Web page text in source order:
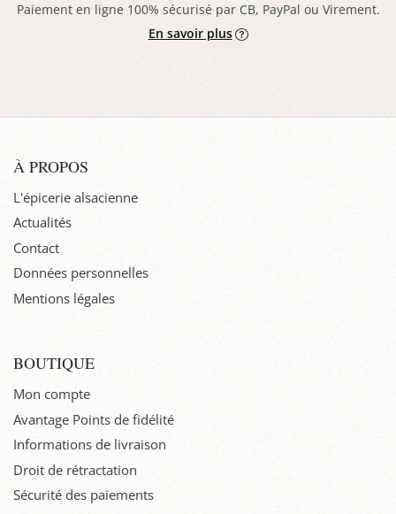
Paiement en ligne 100% sécurisé par CB, PayPal ou Virement.
En savoir plus
À PROPOS
L'épicerie alsacienne
Actualités
Contact
Données personnelles
Mentions légales
BOUTIQUE
Mon compte
Avantage Points de fidélité
Informations de livraison
Droit de rétractation
Sécurité des paiements